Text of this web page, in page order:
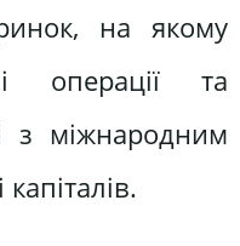
на якому
операції та
з міжнародним